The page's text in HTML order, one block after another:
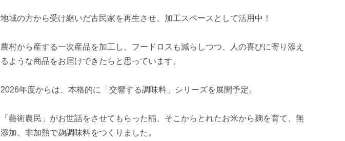
地域の方から受け継いだ古民家を再生させ、加工スペースとして活用中！
農村から産する一次産品を加工し、フードロスも減らしつつ、人の喜びに寄り添え
るような商品をお届けできたらと思っています。
2026年度からは、本格的に「交響する調味料」シリーズを展開予定。
「藝術農民」がお世話をさせてもらった稲、そこからとれたお米から麹を育て、無
添加、非加熱で麹調味料をつくりました。